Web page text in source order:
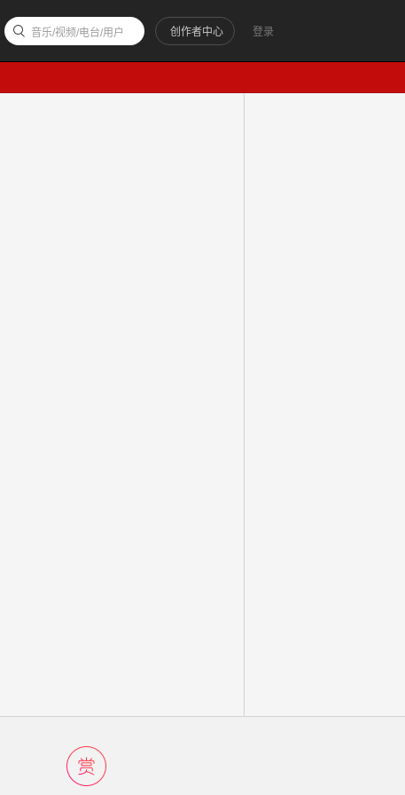
登录
创作者中心
音乐/视频/电台/用户